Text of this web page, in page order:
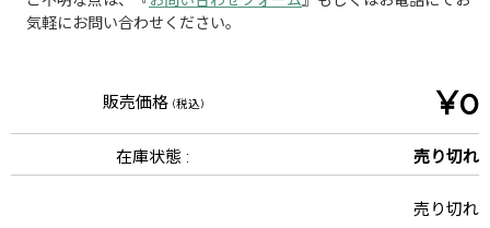
気軽にお問い合わせください。
販売価格 (税込) ¥0
在庫状態 : 売り切れ
売り切れ